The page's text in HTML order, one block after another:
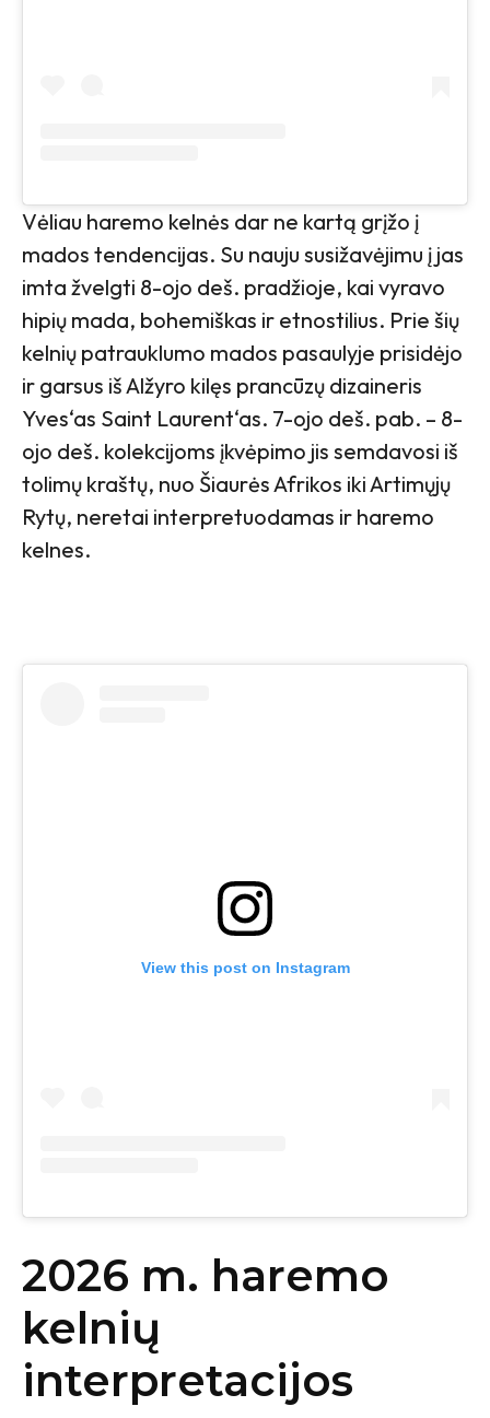
Vėliau haremo kelnės dar ne kartą grįžo į
mados tendencijas. Su nauju susižavėjimu į jas
imta žvelgti 8-ojo deš. pradžioje, kai vyravo
hipių mada, bohemiškas ir etnostilius. Prie šių
kelnių patrauklumo mados pasaulyje prisidėjo
ir garsus iš Alžyro kilęs prancūzų dizaineris
Yves‘as Saint Laurent‘as. 7-ojo deš. pab. – 8-
ojo deš. kolekcijoms įkvėpimo jis semdavosi iš
tolimų kraštų, nuo Šiaurės Afrikos iki Artimųjų
Rytų, neretai interpretuodamas ir haremo
kelnes.
View this post on Instagram
2026 m. haremo
kelnių
interpretacijos